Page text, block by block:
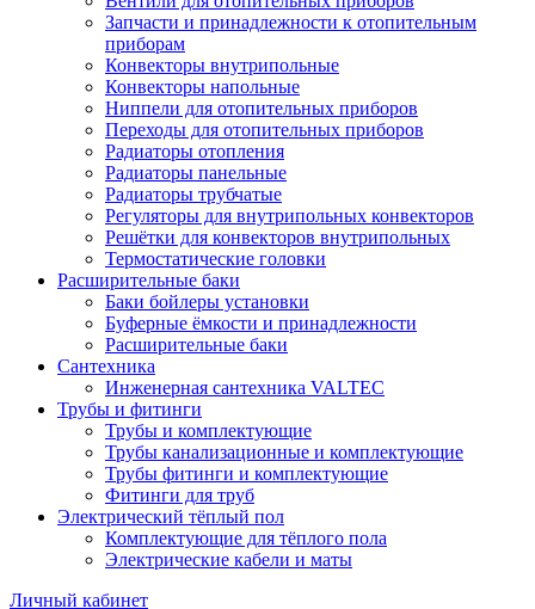
Запчасти и принадлежности к отопительным
приборам
Конвекторы внутрипольные
Конвекторы напольные
Ниппели для отопительных приборов
Переходы для отопительных приборов
Радиаторы отопления
Радиаторы панельные
Радиаторы трубчатые
Регуляторы для внутрипольных конвекторов
Решётки для конвекторов внутрипольных
Термостатические головки
Расширительные баки
Баки бойлеры установки
Буферные ёмкости и принадлежности
Расширительные баки
Сантехника
Инженерная сантехника VALTEC
Трубы и фитинги
Трубы и комплектующие
Трубы канализационные и комплектующие
Трубы фитинги и комплектующие
Фитинги для труб
Электрический тёплый пол
Комплектующие для тёплого пола
Электрические кабели и маты
Личный кабинет